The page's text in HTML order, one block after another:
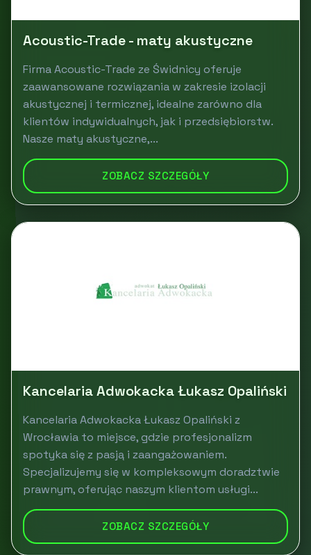
Acoustic-Trade - maty akustyczne
Firma Acoustic-Trade ze Świdnicy oferuje
zaawansowane rozwiązania w zakresie izolacji
akustycznej i termicznej, idealne zarówno dla
klientów indywidualnych, jak i przedsiębiorstw.
Nasze maty akustyczne,...
ZOBACZ SZCZEGÓŁY
Kancelaria Adwokacka Łukasz Opaliński
Kancelaria Adwokacka Łukasz Opaliński z
Wrocławia to miejsce, gdzie profesjonalizm
spotyka się z pasją i zaangażowaniem.
Specjalizujemy się w kompleksowym doradztwie
prawnym, oferując naszym klientom usługi...
ZOBACZ SZCZEGÓŁY